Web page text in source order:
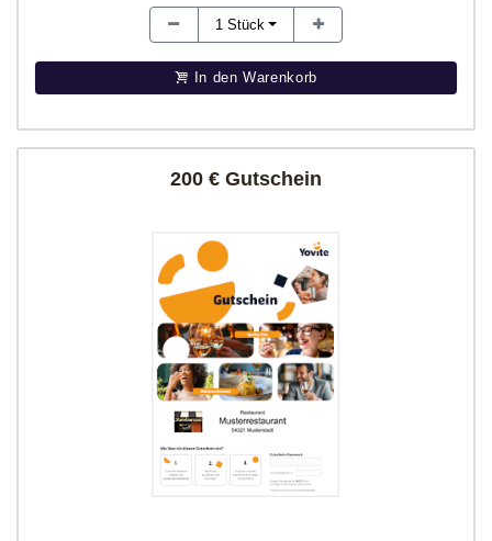
1 Stück
In den Warenkorb
200 € Gutschein